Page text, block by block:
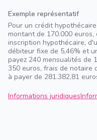
Exemple représentatif
Pour un crédit
montant de 170.000
inscription hypothécaire,
débiteur fixe de 5,46% et
payez 240 mensualités de
350 euros, frais de notaire
à payer de 281.382,81
Informations juridiques